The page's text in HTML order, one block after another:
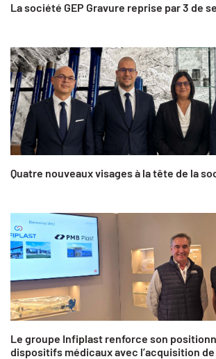
La société GEP Gravure reprise par 3 de
Quatre nouveaux visages à la tête de la
Le groupe Infiplast renforce son
dispositifs médicaux avec l’acquisition de